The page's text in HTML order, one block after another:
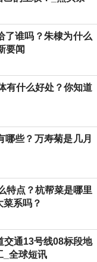
了谁吗？朱棣为什么
要闻
有什么好处？你知道
哪些？万寿菊是几月
特点？杭帮菜是哪里
菜系吗？
交通13号线08标段地
_全球短讯